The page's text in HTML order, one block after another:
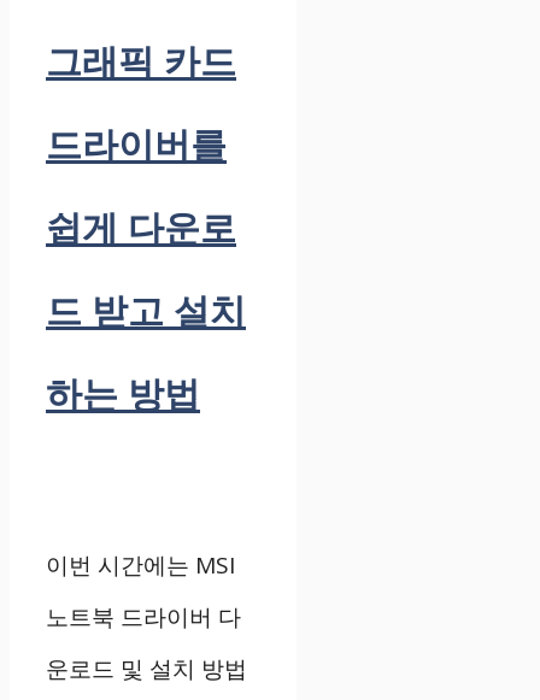
그래픽 카드
드라이버를
쉽게 다운로
드 받고 설치
하는 방법
이번 시간에는 MSI
노트북 드라이버 다
운로드 및 설치 방법